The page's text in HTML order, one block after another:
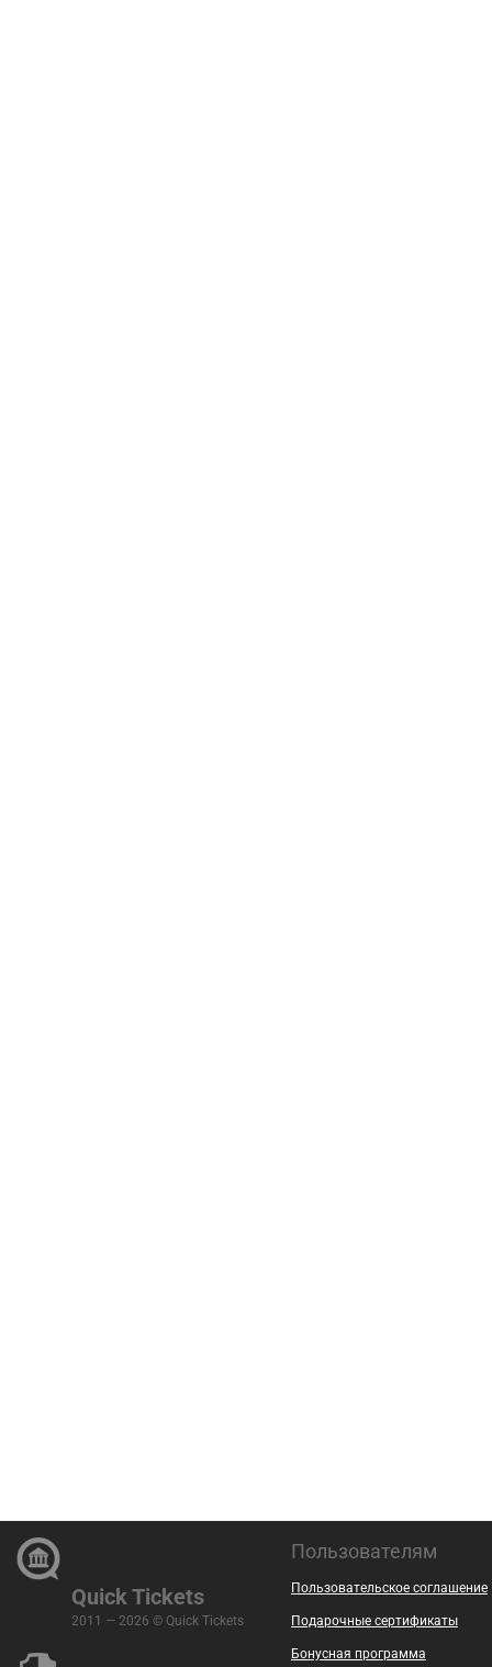
Quick Tickets
2011 — 2026 © Quick Tickets
Пользователям
Пользовательское соглашение
Подарочные сертификаты
Бонусная программа